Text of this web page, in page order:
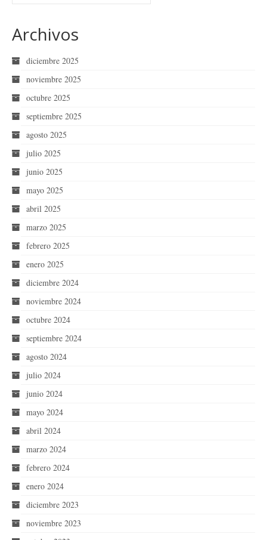
Archivos
diciembre 2025
noviembre 2025
octubre 2025
septiembre 2025
agosto 2025
julio 2025
junio 2025
mayo 2025
abril 2025
marzo 2025
febrero 2025
enero 2025
diciembre 2024
noviembre 2024
octubre 2024
septiembre 2024
agosto 2024
julio 2024
junio 2024
mayo 2024
abril 2024
marzo 2024
febrero 2024
enero 2024
diciembre 2023
noviembre 2023